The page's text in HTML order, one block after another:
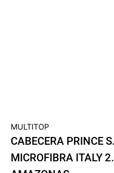
MULTITOP
CABECERA PRINCE
MICROFIBRA ITALY